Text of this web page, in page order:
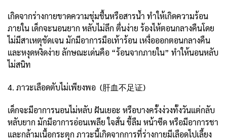
เกิดจากร่างกายขาดความชุ่มชื้นหรือสารน้ำ ทำให้เกิดความร้อน
ภายใน เด็กจะนอนยาก หลับไม่ลึก ตื่นง่าย ร้องไห้ตอนกลางคืนโดย
ไม่มีสาเหตุชัดเจน มักมีอาการมือเท้าร้อน เหงื่อออกตอนกลางคืน
และหงุดหงิดง่าย ลักษณะเด่นคือ “ร้อนจากภายใน” ทำให้นอนหลับ
ไม่สนิท
4. ภาวะเลือดตับไม่เพียงพอ (肝血不足证)
เด็กจะมีอาการนอนไม่หลับ ฝันเยอะ หรือบางครั้งง่วงทั้งวันแต่กลับ
หลับยาก มักมีอาการอ่อนเพลีย ใจสั่น ขี้ลืม หน้าซีด หรือมีอาการชา
และกล้ามเนื้อกระตุก ภาวะนี้เกิดจากการที่ร่างกายมีเลือดไปเลี้ยง